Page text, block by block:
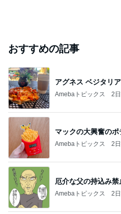
おすすめの記事
アグネス ベジタリ
Amebaトピックス 2
マックの大興奮の
Amebaトピックス 2
厄介な父の持込み
Amebaトピックス 2